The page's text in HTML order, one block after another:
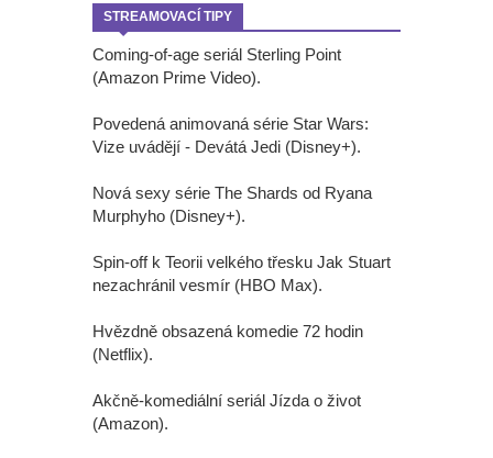
STREAMOVACÍ TIPY
Coming-of-age seriál Sterling Point
(Amazon Prime Video).
Povedená animovaná série Star Wars:
Vize uvádějí - Devátá Jedi (Disney+).
Nová sexy série The Shards od Ryana
Murphyho (Disney+).
Spin-off k Teorii velkého třesku Jak Stuart
nezachránil vesmír (HBO Max).
Hvězdně obsazená komedie 72 hodin
(Netflix).
Akčně-komediální seriál Jízda o život
(Amazon).